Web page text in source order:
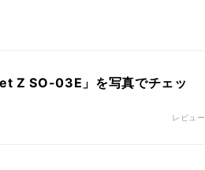
Z SO-03E」を写真でチェッ
レビュー